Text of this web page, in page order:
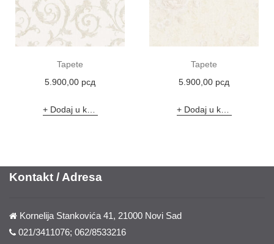
Tapete
5.900,00 рсд
Dodaj u korpu
Tapete
5.900,00 рсд
Dodaj u korpu
Kontakt / Adresa
Kornelija Stankovića 41, 21000 Novi Sad
021/3411076; 062/8533216